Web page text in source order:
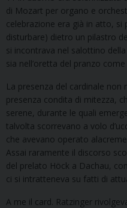
di Mozart per organo e
celebrazione era già in atto, si
disturbare) dietro un pilastro
si incontrava nel salottino
sia nell’oretta del pranzo
La presenza del cardinale
presenza condita di mitezza,
serene, durante le quali
talvolta scorrevano a volo
che avevano operato
Assai raramente il discorso
del prelato Höck a Dachau,
ci si intratteneva su fatti di
A me il card. Ratzinger